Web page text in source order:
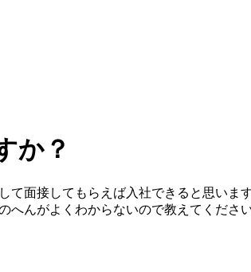
か？
面接してもらえば入社できると思いま
んがよくわからないので教えてください